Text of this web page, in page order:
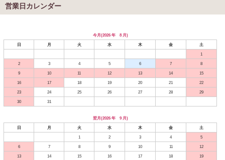
営業日カレンダー
今月(2026 年 8 月)
日
月 火 水 木 金
土
1
2
3 4 5 6 7
8
9
10 11 12 13 14
15
16
17 18 19 20 21
22
23
24 25 26 27 28
29
30
31
翌月(2026 年 9 月)
日
月 火 水 木 金
土
1
2 3 4
5
6
7 8 9 10 11
12
13
14 15 16 17 18
19